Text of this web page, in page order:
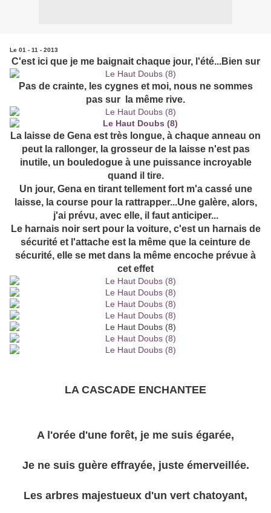
Le 01 - 11 - 2013
C'est ici que je me baignait chaque jour, l'été...Bien sur
Pas de crainte, les cygnes et moi, nous ne sommes
pas sur la même rive.
La laisse de Gena est très longue, à chaque anneau on
peut la rallonger, la grosseur de la laisse n'est pas
inutile, un bouledogue à une puissance incroyable
quand il tire.
Un jour, Gena en tirant tellement fort m'a cassé une
laisse, la course pour la rattrapper...Une galère, alors,
j'ai prévu, avec elle, il faut anticiper...
Le harnais noir sert pour la voiture, c'est un harnais de
sécurité et l'attache est la même que la ceinture de
sécurité, elle se met dans la même encoche prévue à
cet effet
LA CASCADE ENCHANTEE
A l'orée d'une forêt, je me suis égarée,
Je ne suis guère effrayée, juste émerveillée.
Les arbres majestueux d'un vert chatoyant,